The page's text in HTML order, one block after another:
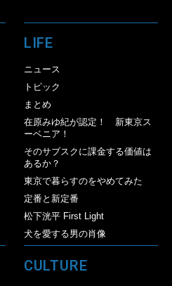
LIFE
ニュース
トピック
まとめ
在原みゆ紀が認定！ 新東京ス
ーベニア！
そのサブスクに課金する価値は
あるか？
東京で暮らすのをやめてみた
定番と新定番
松下洸平 First Light
犬を愛する男の肖像
CULTURE